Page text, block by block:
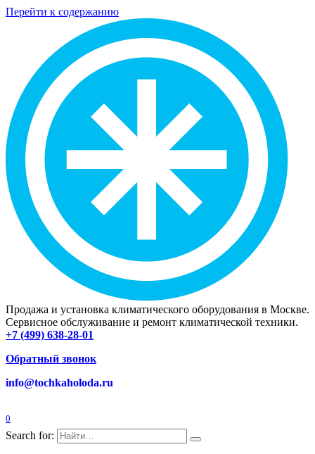
Перейти к содержанию
Продажа и установка климатического оборудования в Москве.
Сервисное обслуживание и ремонт климатической техники.
+7 (499) 638-28-01
Обратный звонок
info@tochkaholoda.ru
0
Search for: